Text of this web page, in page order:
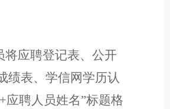
将应聘登记表、公开
绩表、学信网学历认
+应聘人员姓名”标题格